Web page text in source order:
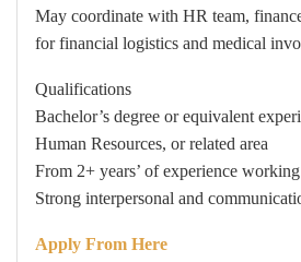
May coordinate with HR team,
for financial logistics and medical
Qualifications
Bachelor’s degree or equivalent
Human Resources, or related area
From 2+ years’ of experience
Strong interpersonal and
Apply From Here